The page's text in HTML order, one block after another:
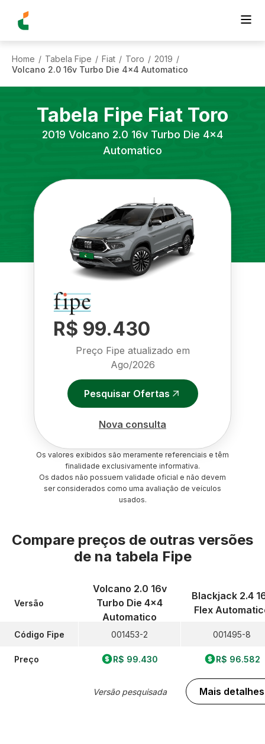
Home / Tabela Fipe / Fiat / Toro / 2019 /
Volcano 2.0 16v Turbo Die 4x4 Automatico
Tabela Fipe Fiat Toro
2019 Volcano 2.0 16v Turbo Die 4x4
Automatico
R$ 99.430
Preço Fipe atualizado em
Ago/2026
Pesquisar Ofertas
Nova consulta
Os valores exibidos são meramente referenciais e têm
finalidade exclusivamente informativa.
Os dados não possuem validade oficial e não devem
ser considerados como uma avaliação de veículos
usados.
Compare preços de outras versões
de na tabela Fipe
Versão
Código Fipe
Preço
Volcano 2.0 16v
Turbo Die 4x4
Automatico
001453-2
R$ 99.430
Versão pesquisada
Blackjack 2.4
Flex
001495-8
R$ 96.582
Mais detalhes